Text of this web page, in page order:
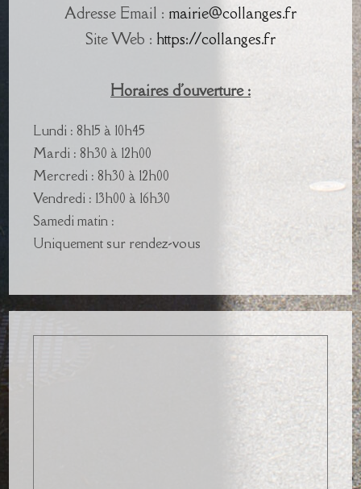
Adresse Email : mairie@collanges.fr
Site Web : https://collanges.fr
Horaires d'ouverture :
Lundi : 8h15 à 10h45
Mardi : 8h30 à 12h00
Mercredi : 8h30 à 12h00
Vendredi : 13h00 à 16h30
Samedi matin :
Uniquement sur rendez-vous